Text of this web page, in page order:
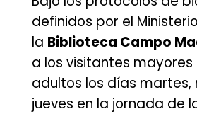
definidos por el
la Biblioteca Campo
a los visitantes mayores
adultos los días martes,
jueves en la jornada de